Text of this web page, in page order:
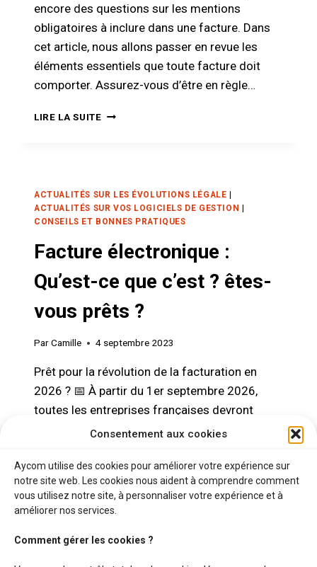
Consentement aux cookies
Aycom utilise des cookies pour améliorer votre expérience sur
notre site web. Les cookies nous aident à comprendre comment
vous utilisez notre site, à personnaliser votre expérience et à
améliorer nos services.
Comment gérer les cookies ?
SIMPLE
ET
LE
SÛR
?
encore des questions sur les mentions
obligatoires à inclure dans une facture. Dans
cet article, nous allons passer en revue les
éléments essentiels que toute facture doit
comporter. Assurez-vous d’être en règle…
LIRE LA SUITEQUELLES
FACTURE
?
ACTUALITÉS SUR LES ÉVOLUTIONS LÉGALE
ACTUALITÉS SUR VOS LOGICIELS DE GESTION
CONSEILS ET BONNES PRATIQUES
Facture électronique :
Qu’est-ce que c’est ? êtes-
vous prêts ?
ParCamille 4 septembre 2023
Prêt pour la révolution de la facturation en
2026 ? 📅 À partir du 1er septembre 2026,
toutes les entreprises françaises devront
obligatoirement recevoir des factures
entreprises de taille intermédiaire (ETI) auront
l’obligation de les émettre. Êtes-vous prêt pour
cette transition ? Quelles obligations vous